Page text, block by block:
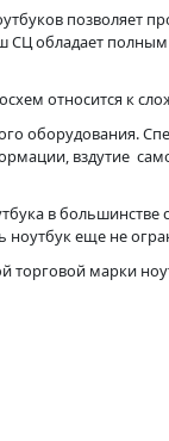
позволяет
обладает
относится к
оборудования.
вздутие
в
ноутбук еще не
торговой марки